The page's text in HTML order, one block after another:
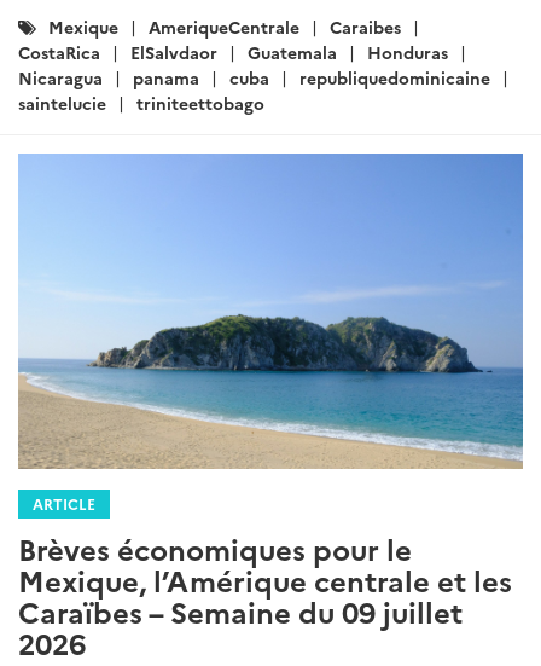
Catégories
:
Mexique AmeriqueCentrale
Caraibes
CostaRica
ElSalvdaor Guatemala
Honduras
Nicaragua
panama cuba
republiquedominicaine
saintelucie
triniteettobago
ARTICLE
Brèves économiques pour le
Mexique, l’Amérique centrale et les
Caraïbes – Semaine du 09 juillet
2026